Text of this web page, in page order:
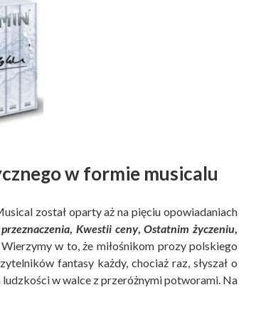
w formie musicalu
został oparty aż na pięciu opowiadaniach
, Kwestii ceny,Ostatnim życzeniu,
w to, że miłośnikom prozy polskiego
fantasy każdy, chociaż raz, słyszał o
w walce z przeróżnymi potworami. Na